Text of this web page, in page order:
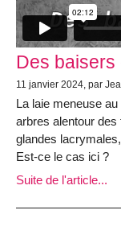
Des baisers
11 janvier 2024, par
La laie meneuse
arbres alentour
glandes
Est-ce le cas ici ?
Suite de l'article...